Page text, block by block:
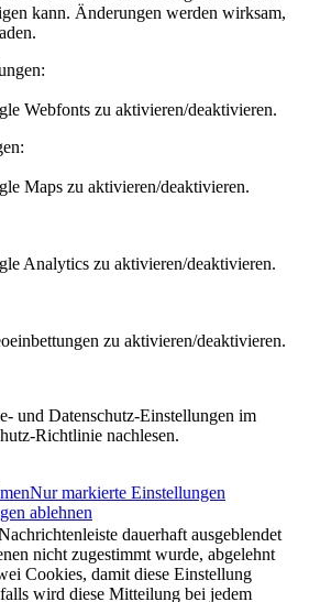
kann. Änderungen werden wirksam,
Webfonts zu aktivieren/deaktivieren.
Maps zu aktivieren/deaktivieren.
Analytics zu aktivieren/deaktivieren.
zu aktivieren/deaktivieren.
und Datenschutz-Einstellungen im
Richtlinie nachlesen.
Nur markierte Einstellungen
ablehnen
dauerhaft ausgeblendet
nicht zugestimmt wurde, abgelehnt
Cookies, damit diese Einstellung
wird diese Mitteilung bei jedem